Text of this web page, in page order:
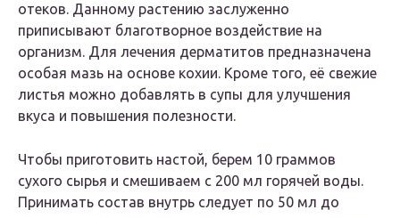
отеков. Данному растению заслуженно
приписывают благотворное воздействие на
организм. Для лечения дерматитов предназначена
особая мазь на основе кохии. Кроме того, её свежие
листья можно добавлять в супы для улучшения
вкуса и повышения полезности.
Чтобы приготовить настой, берем 10 граммов
сухого сырья и смешиваем с 200 мл горячей воды.
Принимать состав внутрь следует по 50 мл до